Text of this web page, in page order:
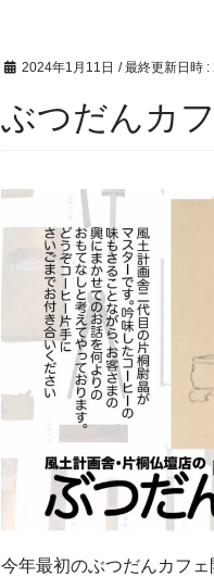
2024年1月11日 / 最終更新日時 :
ぶつだんカ
今年最初のぶつだんカフェ